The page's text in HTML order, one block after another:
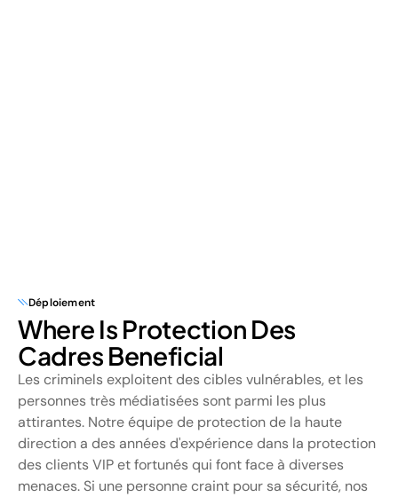
Déploiement
Where Is Protection Des
Cadres Beneficial
Les criminels exploitent des cibles vulnérables, et les
personnes très médiatisées sont parmi les plus
attirantes. Notre équipe de protection de la haute
direction a des années d'expérience dans la protection
des clients VIP et fortunés qui font face à diverses
menaces. Si une personne craint pour sa sécurité, nos